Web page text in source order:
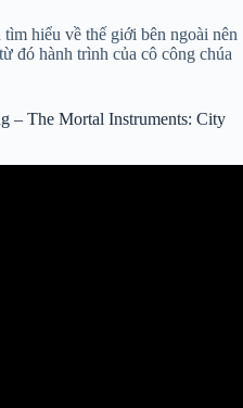
hiểu về thế giới bên ngoài nên
đó hành trình của cô công chúa
– The Mortal Instruments: City